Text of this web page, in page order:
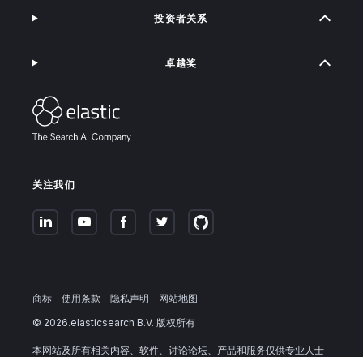
关注我们
投资者关系
卓越奖
商标 使用条款 隐私声明
网站地图
© 2026.elasticsearch B.V. 版权所有
本网站及所有相关内容、软件、讨论论坛、产品和服务仅供专业人士